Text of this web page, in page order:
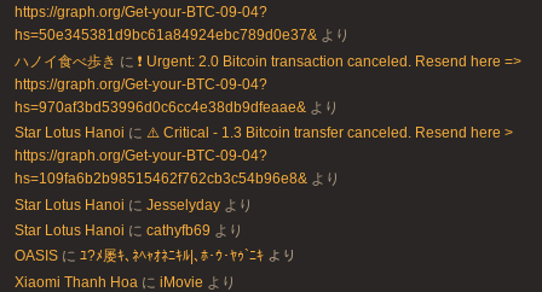
https://graph.org/Get-your-BTC-09-04?
hs=50e345381d9bc61a84924ebc789d0e37&より
ハノイ食べ歩き に ❗ Urgent: 2.0 Bitcoin transaction canceled. Resend here =>
https://graph.org/Get-your-BTC-09-04?
hs=970af3bd53996d0c6cc4e38db9dfeaae& より
Star Lotus Hanoi に ⚠️ Critical - 1.3 Bitcoin transfer canceled. Resend here >
https://graph.org/Get-your-BTC-09-04?
hs=109fa6b2b98515462f762cb3c54b96e8&より
Star Lotus Hanoi に Jesselydayより
Star Lotus Hanoi に cathyfb69 より
OASISに ﾕ?ﾒ屡ｷ､ﾈﾍｬｵﾈﾆｷﾙ|､ﾎ･ｳ･ﾔｩ`ﾆｷより
Xiaomi Thanh Hoa に iMovie より